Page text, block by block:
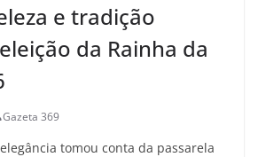
e tradição
da Rainha da
Gazeta 369
elegância tomou conta da passarela